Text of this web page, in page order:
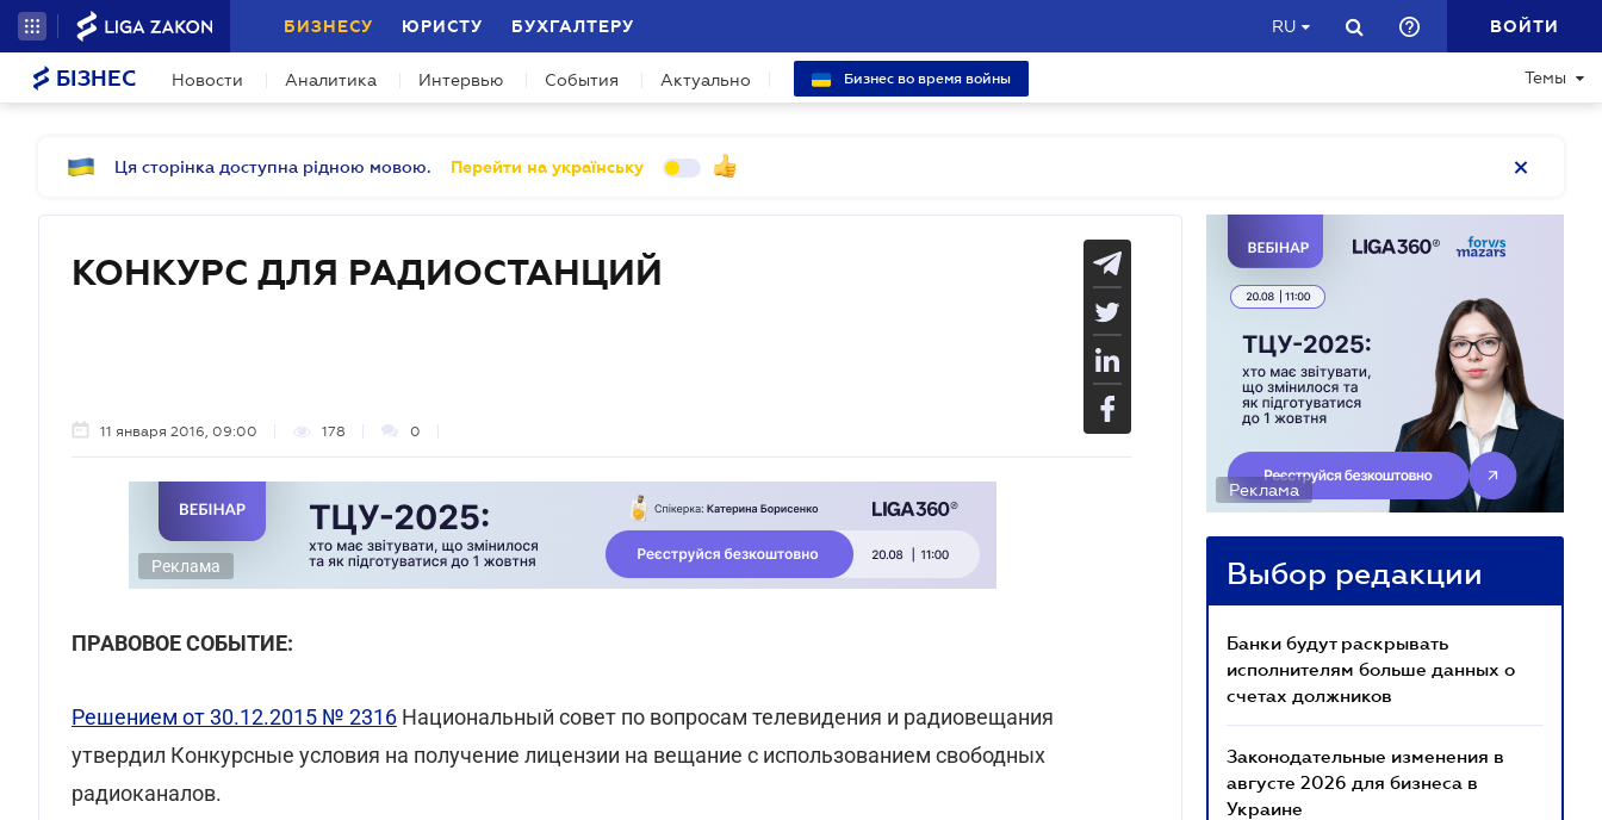
БИЗНЕСУ ЮРИСТУ БУХГАЛТЕРУ RU ВОЙТИ
БІЗНЕС Новости Аналитика Интервью События Актуально Бизнес во время войны Темы
Ця сторінка доступна рідною мовою. Перейти на українську
КОНКУРС ДЛЯ РАДИОСТАНЦИЙ
11 января 2016, 09:00 178 0
Реклама
ПРАВОВОЕ СОБЫТИЕ:
Решением от 30.12.2015 № 2316 Национальный совет по вопросам телевидения и радиовещания
утвердил Конкурсные условия на получение лицензии на вещание с использованием свободных
радиоканалов.
Реклама
Выбор редакции
Банки будут раскрывать
исполнителям больше данных о
счетах должников
Законодательные изменения в
августе 2026 для бизнеса в
Украине